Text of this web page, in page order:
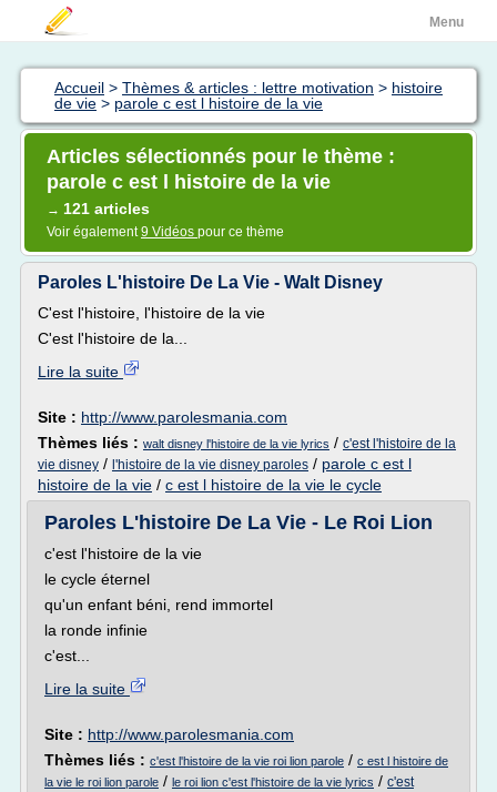
Menu
Accueil > Thèmes & articles : lettre motivation > histoire
de vie > parole c est l histoire de la vie
Articles sélectionnés pour le thème :
parole c est l histoire de la vie
→ 121 articles
Voir également9 Vidéos pour ce thème
Paroles L'histoire De La Vie - Walt Disney
C'est l'histoire, l'histoire de la vie
C'est l'histoire de la...
Lire la suite
Site : http://www.parolesmania.com
Thèmes liés : walt disney l'histoire de la vie lyrics / c'est l'histoire de la
vie disney / l'histoire de la vie disney paroles / parole c est l
histoire de la vie / c est l histoire de la vie le cycle
Paroles L'histoire De La Vie - Le Roi Lion
c'est l'histoire de la vie
le cycle éternel
qu'un enfant béni, rend immortel
la ronde infinie
c'est...
Lire la suite
Site : http://www.parolesmania.com
Thèmes liés : c'est l'histoire de la vie roi lion parole / c est l histoire de
la vie le roi lion parole / le roi lion c'est l'histoire de la vie lyrics / c'est